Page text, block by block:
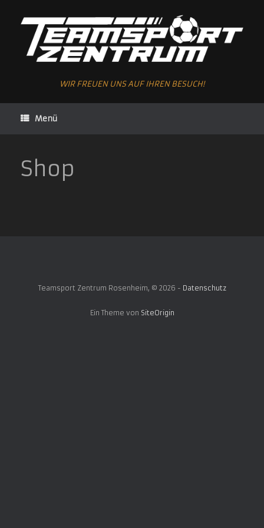
Inhalt
springen
WIR FREUEN UNS AUF IHREN BESUCH!
Menü
Shop
Teamsport Zentrum Rosenheim, © 2026 - Datenschutz
Ein Theme von SiteOrigin